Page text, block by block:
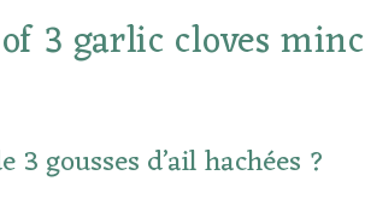
3 garlic cloves
3 gousses d’ail hachées ?